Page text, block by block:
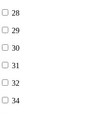
28
29
30
31
32
34